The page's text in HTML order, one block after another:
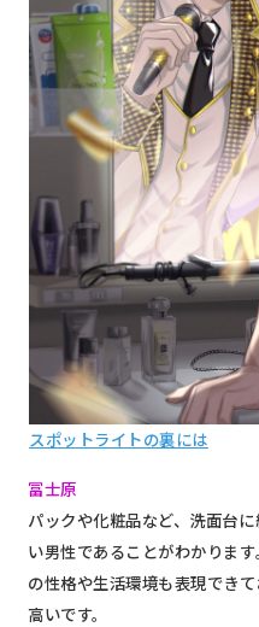
スポットライトの裏には
冨士原
パックや化粧品など、洗面台
い男性であることがわかりま
の性格や生活環境も表現でき
高いです。